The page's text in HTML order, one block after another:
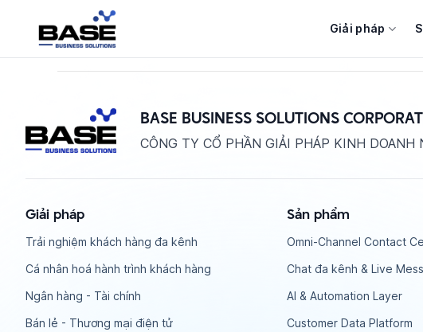
Giải pháp
BASE BUSINESS SOLUTIONS
CÔNG TY CỔ PHẦN GIẢI PHÁP KINH DOANH
Giải pháp
Trải nghiệm khách hàng đa kênh
Cá nhân hoá hành trình khách hàng
Ngân hàng - Tài chính
Bán lẻ - Thương mại điện tử
Sản phẩm
Omni-Channel Contact
Chat đa kênh & Live
AI & Automation Layer
Customer Data Platform